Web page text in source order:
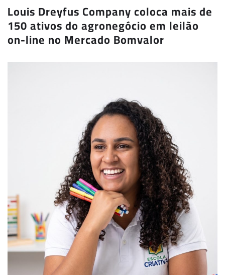
Louis Dreyfus Company coloca mais de
150 ativos do agronegócio em leilão
on-line no Mercado Bomvalor